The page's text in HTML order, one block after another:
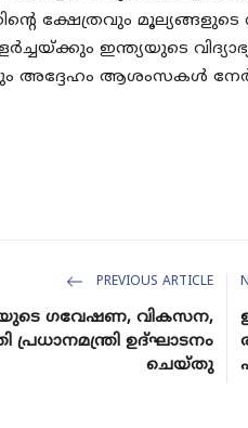
ക്ഷേത്രവും മൂല്യങ്ങളുടെ
ഇന്ത്യയുടെ
അദ്ദേഹം ആശംസകൾ
PREVIOUS ARTICLE
ഗവേഷണ, വികസന,
ഉദ്ഘാടനം
ചെയ്തു